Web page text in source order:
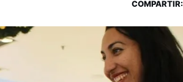
COMPARTIR: